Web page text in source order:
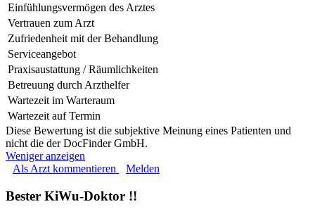
Einfühlungsvermögen des Arztes
Vertrauen zum Arzt
Zufriedenheit mit der Behandlung
Serviceangebot
Praxisaustattung / Räumlichkeiten
Betreuung durch Arzthelfer
Wartezeit im Warteraum
Wartezeit auf Termin
Diese Bewertung ist die subjektive Meinung eines Patienten und
nicht die der DocFinder GmbH.
Weniger anzeigen
Als Arzt kommentieren
Melden
Bester KiWu-Doktor !!